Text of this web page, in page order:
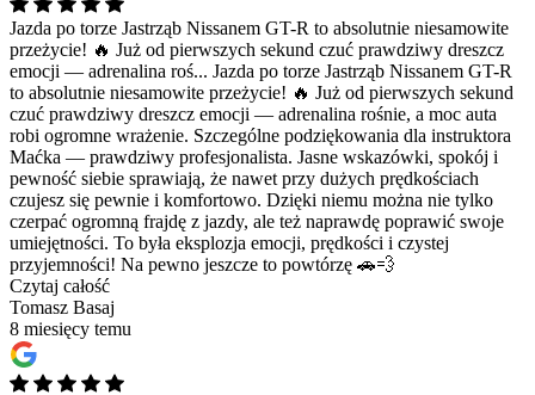
Jazda po torze Jastrząb Nissanem GT-R to absolutnie niesamowite
przeżycie! 🔥 Już od pierwszych sekund czuć prawdziwy dreszcz
emocji — adrenalina roś... Jazda po torze Jastrząb Nissanem GT-R
to absolutnie niesamowite przeżycie! 🔥 Już od pierwszych sekund
czuć prawdziwy dreszcz emocji — adrenalina rośnie, a moc auta
robi ogromne wrażenie. Szczególne podziękowania dla instruktora
Maćka — prawdziwy profesjonalista. Jasne wskazówki, spokój i
pewność siebie sprawiają, że nawet przy dużych prędkościach
czujesz się pewnie i komfortowo. Dzięki niemu można nie tylko
czerpać ogromną frajdę z jazdy, ale też naprawdę poprawić swoje
umiejętności. To była eksplozja emocji, prędkości i czystej
przyjemności! Na pewno jeszcze to powtórzę 🚗💨
Czytaj całość
Tomasz Basaj
8 miesięcy temu